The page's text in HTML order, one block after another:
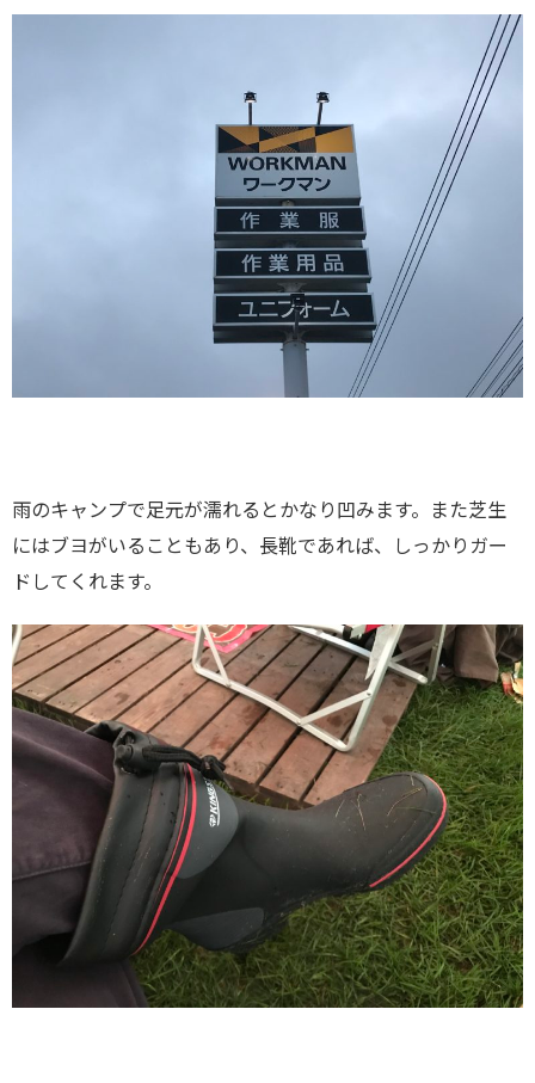
雨のキャンプで足元が濡れるとかなり凹みます。また芝生
にはブヨがいることもあり、長靴であれば、しっかりガー
ドしてくれます。